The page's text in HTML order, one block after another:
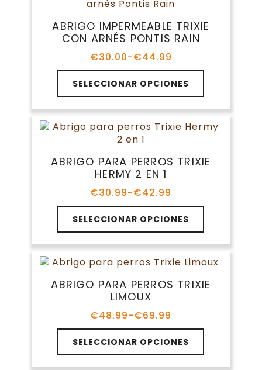
se
pueden
en
página
de
producto
ABRIGO IMPERMEABLE TRIXIE
CON ARNÉS PONTIS RAIN
€30.00-€44.99
Rango
de
precios:
desde
€30.00
hasta
€44.99
SELECCIONAR OPCIONES
Este
producto
tiene
múltiples
variantes.
se
pueden
en
página
de
producto
ABRIGO PARA PERROS TRIXIE
HERMY 2 EN 1
€30.99-€42.99
Rango
de
precios:
desde
€30.99
hasta
€42.99
SELECCIONAR OPCIONES
Este
producto
tiene
múltiples
variantes.
opciones
pueden
elegir
la
página
ABRIGO PARA PERROS TRIXIE
LIMOUX
€48.99-€69.99
Rango
de
precios:
desde
€48.99
SELECCIONAR OPCIONES
Este
producto
tiene